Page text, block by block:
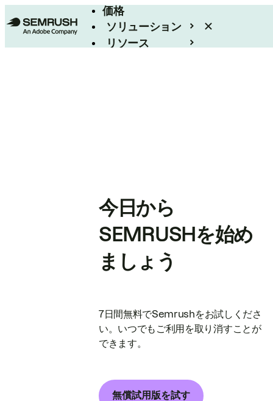
価格
ソリューション
リソース
今日から
SEMRUSHを始め
ましょう
7日間無料でSemrushをお試しくださ
い。いつでもご利用を取り消すことが
できます。
無償試用版を試す